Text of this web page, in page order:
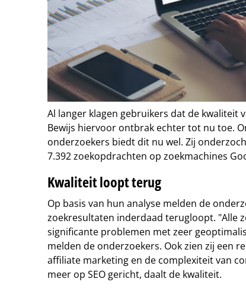
Al langer klagen gebruikers dat de kwaliteit
Bewijs hiervoor ontbrak echter tot nu toe.
onderzoekers biedt dit nu wel. Zij
7.392 zoekopdrachten op zoekmachines
Kwaliteit loopt terug
Op basis van hun analyse melden de
zoekresultaten inderdaad terugloopt. "Alle
significante problemen met zeer
melden de onderzoekers. Ook zien zij een
affiliate marketing en de complexiteit van
meer op SEO gericht, daalt de kwaliteit.